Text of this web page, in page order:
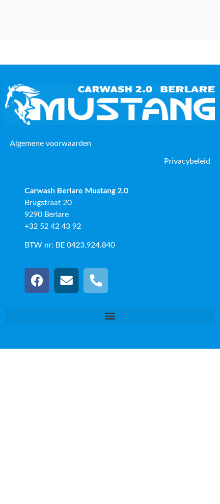
Algemene voorwaarden
Privacybeleid
Carwash Berlare Mustang 2.0
Brugstraat 20
9290 Berlare
+32 52 42 43 92
BTW nr: BE 0423.924.840